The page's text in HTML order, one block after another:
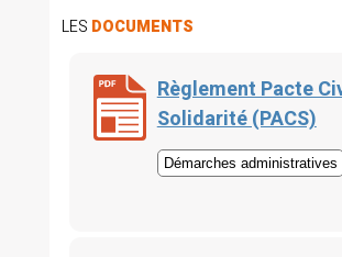
LES DOCUMENTS
Règlement Pacte
Solidarité (PACS)
Démarches administratives